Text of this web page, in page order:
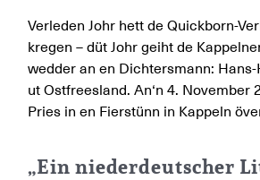
Verleden Johr hett de Quickborn-
kregen – düt Johr geiht de
wedder an en Dichtersmann:
ut Ostfreesland. An‘n 4. November
Pries in en Fierstünn in Kappeln
„Ein niederdeutscher